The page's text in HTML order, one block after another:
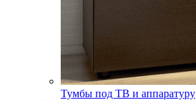
Тумбы под ТВ и аппаратуру